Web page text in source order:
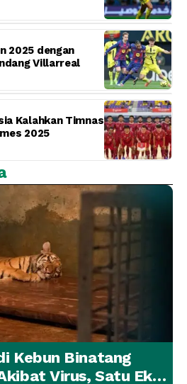
2025 dengan
Villarreal
Kalahkan Timnas
2025
Kebun Binatang
Virus, Satu Ekor